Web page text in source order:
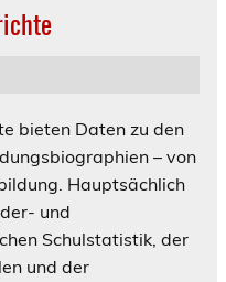
bieten Daten zu den
– von
Hauptsächlich
und
Schulstatistik, der
und der